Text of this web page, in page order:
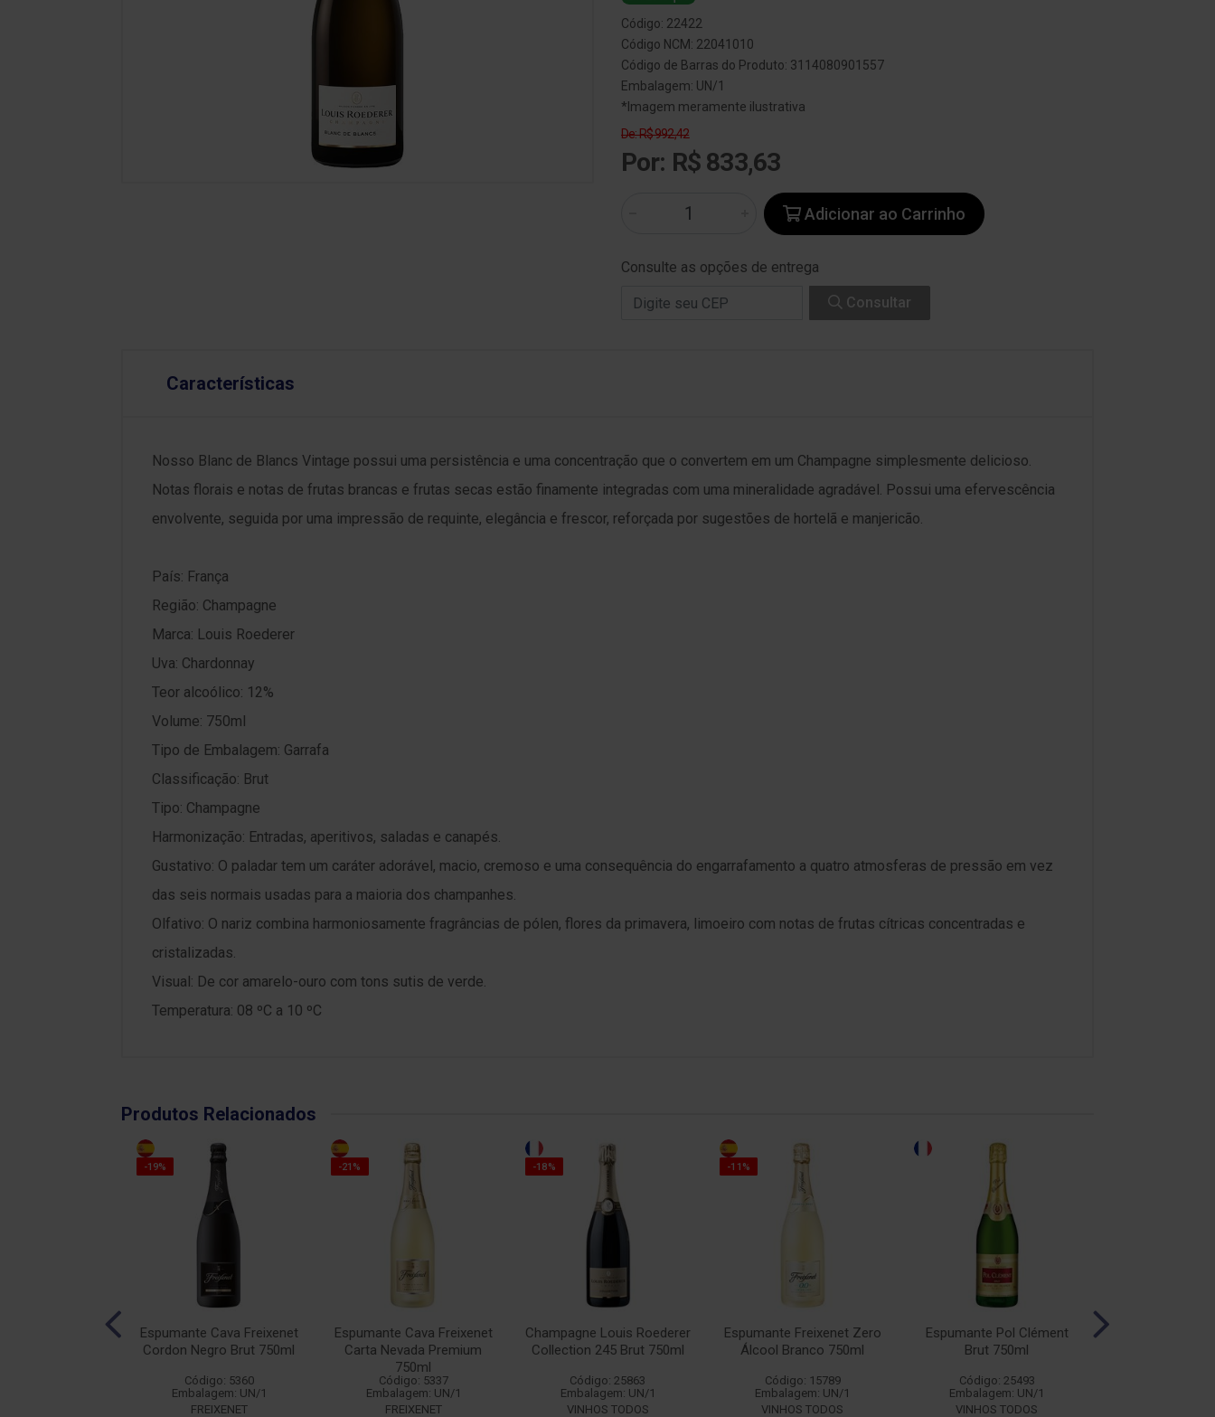
Código: 22422
Código NCM: 22041010
Código de Barras do Produto: 3114080901557
Embalagem: UN/1
*Imagem meramente ilustrativa
De: R$ 992,42
Por: R$ 833,63
Adicionar ao Carrinho
Consulte as opções de entrega
Consultar
Características
Nosso Blanc de Blancs Vintage possui uma persistência e uma concentração que o convertem em um Champagne simplesmente delicioso.
Notas florais e notas de frutas brancas e frutas secas estão finamente integradas com uma mineralidade agradável. Possui uma efervescência
envolvente, seguida por uma impressão de requinte, elegância e frescor, reforçada por sugestões de hortelã e manjericão.
País: França
Região: Champagne
Marca: Louis Roederer
Uva: Chardonnay
Teor alcoólico: 12%
Volume: 750ml
Tipo de Embalagem: Garrafa
Classificação: Brut
Tipo: Champagne
Harmonização: Entradas, aperitivos, saladas e canapés.
Gustativo: O paladar tem um caráter adorável, macio, cremoso e uma consequência do engarrafamento a quatro atmosferas de pressão em vez
das seis normais usadas para a maioria dos champanhes.
Olfativo: O nariz combina harmoniosamente fragrâncias de pólen, flores da primavera, limoeiro com notas de frutas cítricas concentradas e
cristalizadas.
Visual: De cor amarelo-ouro com tons sutis de verde.
Temperatura: 08 ºC a 10 ºC
Produtos Relacionados
-19%
Espumante Cava Freixenet
Cordon Negro Brut 750ml
Código: 5360
Embalagem: UN/1
FREIXENET
-21%
Espumante Cava Freixenet
Carta Nevada Premium
750ml
Código: 5337
Embalagem: UN/1
FREIXENET
-18%
Champagne Louis Roederer
Collection 245 Brut 750ml
Código: 25863
Embalagem: UN/1
VINHOS TODOS
-11%
Espumante Freixenet Zero
Álcool Branco 750ml
Código: 15789
Embalagem: UN/1
VINHOS TODOS
Espumante Pol Clément
Brut 750ml
Código: 25493
Embalagem: UN/1
VINHOS TODOS